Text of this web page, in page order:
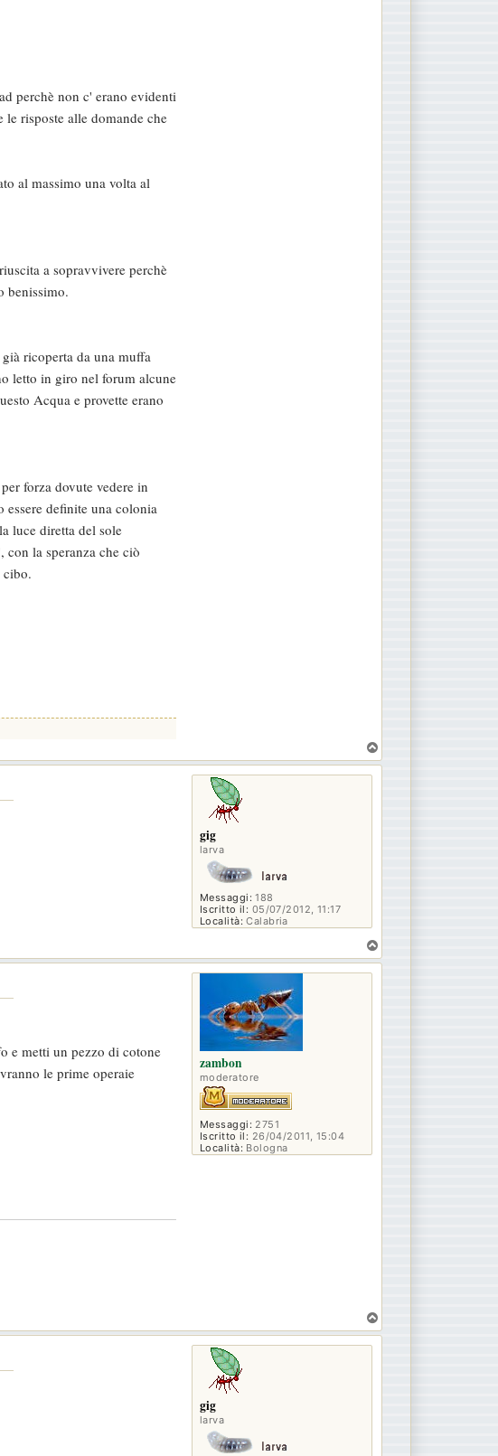
perchè non c' erano evidenti
risposte alle domande che
al massimo una volta al
a sopravvivere perchè
benissimo.
ricoperta da una muffa
letto in giro nel forum alcune
Acqua e provette erano
forza dovute vedere in
essere definite una colonia
luce diretta del sole
la speranza che ciò
cibo.
o
gig
larva
Messaggi: 188
Iscritto il: 05/07/2012, 11:17
Località: Calabria
o
zambon
moderatore
Messaggi: 2751
Iscritto il: 26/04/2011, 15:04
Località: Bologna
e metti un pezzo di cotone
le prime operaie
o
gig
larva